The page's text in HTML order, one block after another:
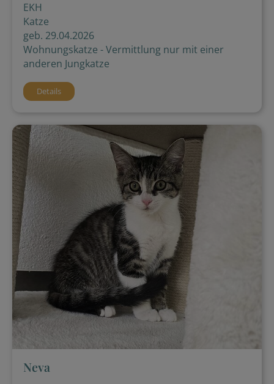
EKH
Katze
geb. 29.04.2026
Wohnungskatze - Vermittlung nur mit einer
anderen Jungkatze
Details
Neva